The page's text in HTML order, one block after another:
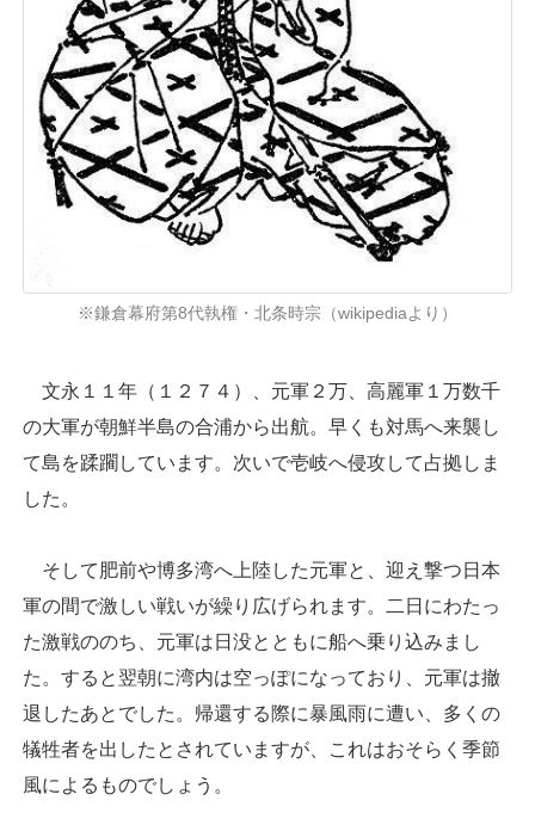
※鎌倉幕府第8代執権・北条時宗（wikipediaより）
文永１１年（１２７４）、元軍２万、高麗軍１万数千
の大軍が朝鮮半島の合浦から出航。早くも対馬へ来襲し
て島を蹂躙しています。次いで壱岐へ侵攻して占拠しま
した。
そして肥前や博多湾へ上陸した元軍と、迎え撃つ日本
軍の間で激しい戦いが繰り広げられます。二日にわたっ
た激戦ののち、元軍は日没とともに船へ乗り込みまし
た。すると翌朝に湾内は空っぽになっており、元軍は撤
退したあとでした。帰還する際に暴風雨に遭い、多くの
犠牲者を出したとされていますが、これはおそらく季節
風によるものでしょう。